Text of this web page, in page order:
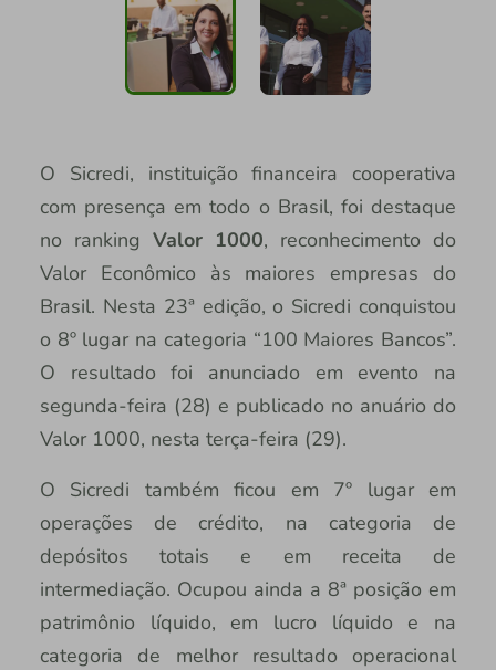
O Sicredi, instituição financeira cooperativa
com presença em todo o Brasil, foi destaque
no ranking Valor 1000, reconhecimento do
Valor Econômico às maiores empresas do
Brasil. Nesta 23ª edição, o Sicredi conquistou
o 8º lugar na categoria “100 Maiores Bancos”.
O resultado foi anunciado em evento na
segunda-feira (28) e publicado no anuário do
Valor 1000, nesta terça-feira (29).
O Sicredi também ficou em 7º lugar em
operações de crédito, na categoria de
depósitos totais e em receita de
intermediação. Ocupou ainda a 8ª posição em
patrimônio líquido, em lucro líquido e na
categoria de melhor resultado operacional